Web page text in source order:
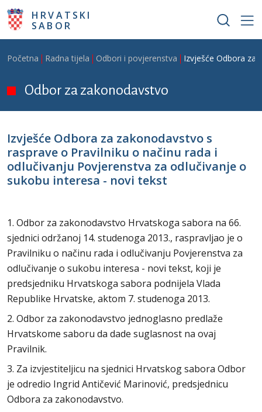
Skoči na glavni sadržaj
HRVATSKI
SABOR
Breadcrumb
Početna Radna tijela Odbori i povjerenstva Izvješće Odbora za
Odbor za zakonodavstvo
Izvješće Odbora za zakonodavstvo s
rasprave o Pravilniku o načinu rada i
odlučivanju Povjerenstva za odlučivanje o
sukobu interesa - novi tekst
1. Odbor za zakonodavstvo Hrvatskoga sabora na 66.
sjednici održanoj 14. studenoga 2013., raspravljao je o
Pravilniku o načinu rada i odlučivanju Povjerenstva za
odlučivanje o sukobu interesa - novi tekst, koji je
predsjedniku Hrvatskoga sabora podnijela Vlada
Republike Hrvatske, aktom 7. studenoga 2013.
2. Odbor za zakonodavstvo jednoglasno predlaže
Hrvatskome saboru da dade suglasnost na ovaj
Pravilnik.
3. Za izvjestiteljicu na sjednici Hrvatskog sabora Odbor
je odredio Ingrid Antičević Marinović, predsjednicu
Odbora za zakonodavstvo.